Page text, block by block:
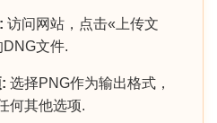
访问网站，点击«上传文
文件.
选择PNG作为输出格式，
何其他选项.